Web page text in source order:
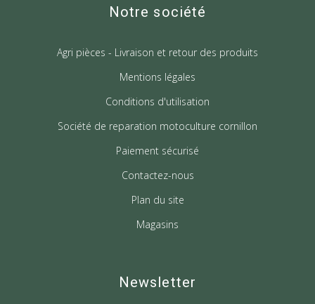
Notre société
Agri pièces - Livraison et retour des produits
Mentions légales
Conditions d'utilisation
Société de reparation motoculture cornillon
Paiement sécurisé
Contactez-nous
Plan du site
Magasins
Newsletter